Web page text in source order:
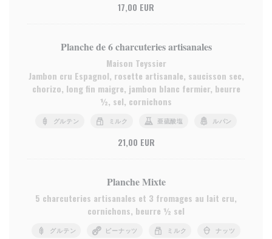
17,00 EUR
Planche de 6 charcuteries artisanales
Maison Teyssier
Jambon cru Espagnol, rosette artisanale, saucisson sec,
chorizo, long fin maigre, jambon blanc fermier, beurre
½, sel, cornichons
グルテン ミルク 亜硫酸塩 ルパン
21,00 EUR
Planche Mixte
5 charcuteries artisanales et 3 fromages au lait cru,
cornichons, beurre ½ sel
グルテン ピーナッツ ミルク ナッツ